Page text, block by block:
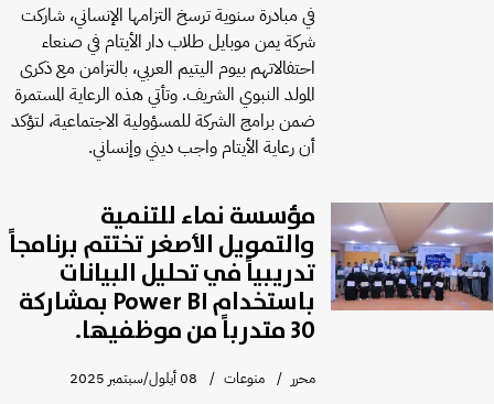
في مبادرة سنوية ترسخ التزامها الإنساني، شاركت
شركة يمن موبايل طلاب دار الأيتام في صنعاء
احتفالاتهم بيوم اليتيم العربي، بالتزامن مع ذكرى
المولد النبوي الشريف. وتأتي هذه الرعاية المستمرة
ضمن برامج الشركة للمسؤولية الاجتماعية، لتؤكد
أن رعاية الأيتام واجب ديني وإنساني.
مؤسسة نماء للتنمية
والتمويل الأصغر تختتم برنامجاً
تدريبياً في تحليل البيانات
باستخدام Power BI بمشاركة
30 متدرباً من موظفيها.
محرر منوعات 08 أيلول/سبتمبر 2025